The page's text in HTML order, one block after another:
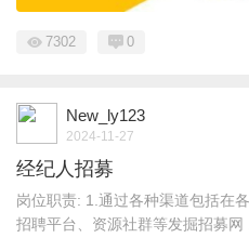
7302 0
New_ly123
2024-11-27
经纪人招募
岗位职责: 1.通过各种渠道包括在
招聘平台、资源社群等发掘招募网